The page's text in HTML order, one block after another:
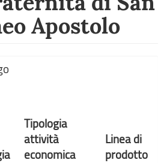
Apostolo
Tipologia
attività
economica
Linea di
prodotto